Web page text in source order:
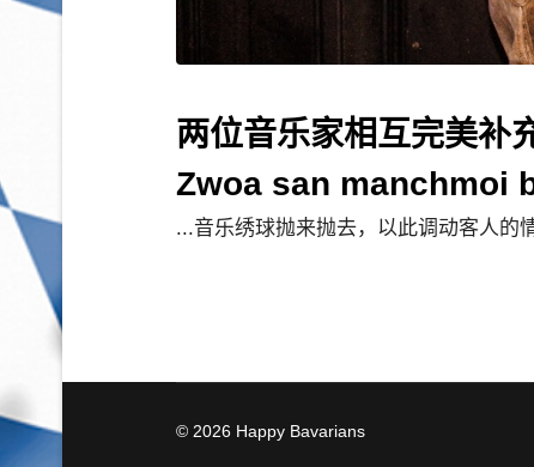
两位音乐家相互完美补
Zwoa san manchmoi
...音乐绣球抛来抛去，以此调动客人的
© 2026 Happy Bavarians